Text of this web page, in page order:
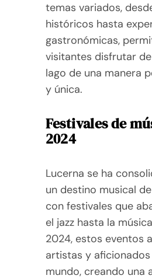
temas variados,
históricos hasta
gastronómicas,
visitantes disfrutar
lago de una manera
y única.
Festivales de
2024
Lucerna se ha
un destino musical
con festivales que
el jazz hasta la
2024, estos eventos
artistas y
mundo, creando una